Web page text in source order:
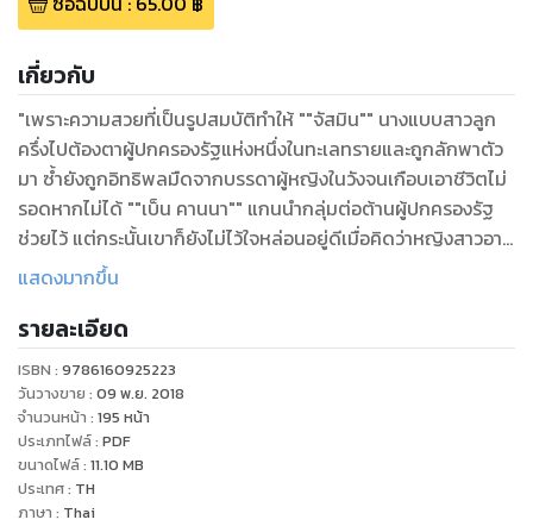
เกี่ยวกับ
"เพราะความสวยที่เป็นรูปสมบัติทำให้ ""จัสมิน"" นางแบบสาวลูก
ครึ่งไปต้องตาผู้ปกครองรัฐแห่งหนึ่งในทะเลทรายและถูกลักพาตัว
มา ซ้ำยังถูกอิทธิพลมืดจากบรรดาผู้หญิงในวังจนเกือบเอาชีวิตไม่
รอดหากไม่ได้ ""เบ็น คานนา"" แกนนำกลุ่มต่อต้านผู้ปกครองรัฐ
ช่วยไว้ แต่กระนั้นเขาก็ยังไม่ไว้ใจหล่อนอยู่ดีเมื่อคิดว่าหญิงสาวอาจ
เป็นสายลับที่ฝ่ายตรงข้ามส่งมาสืบข้อมูลแทนที่จะได้รับอิสระภาพ
เหลือตัวเองได้
""คุณอย่ามาดูถูกฉันนะ...คุณไม่มีสิทธิ์จะทำแบบนี้""
""ใครว่าล่ะ...เวลานี้ฉันมีสิทธิ์เต็มที่เลยทีเดียว""
หล่อนดิ้น...อ้าปากจะร้อง แต่ปลายลิ้นอุ่นที่แทรกเข้ามากระหวัดพัน
ลิ้นนุ่มเอาไว้แทบทันทีนั้นทำให้ร้องไม่ออกชั่วขณะ"
แสดงมากขึ้น
รายละเอียด
ISBN : 9786160925223
วันวางขาย : 09 พ.ย. 2018
จำนวนหน้า : 195 หน้า
ประเภทไฟล์: PDF
ขนาดไฟล์: 11.10 MB
ประเทศ: TH
ภาษา : Thai